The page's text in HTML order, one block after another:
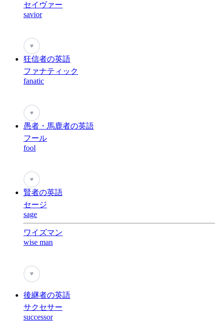
セイヴァー
savior
♥
狂信者の英語
ファナティック
fanatic
♥
愚者・馬鹿者の英語
フール
fool
♥
賢者の英語
セージ
sage
ワイズマン
wise man
♥
後継者の英語
サクセサー
successor